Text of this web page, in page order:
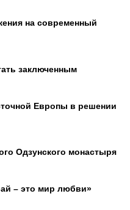
на современный
заключенным
Европы в решении
Одзунского монастыря
– это мир любви»